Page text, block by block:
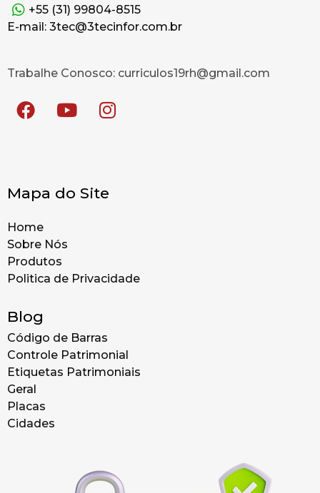
+55 (31) 99804-8515
E-mail: 3tec@3tecinfor.com.br
Trabalhe Conosco: curriculos19rh@gmail.com
Mapa do Site
Home
Sobre Nós
Produtos
Politica de Privacidade
Blog
Código de Barras
Controle Patrimonial
Etiquetas Patrimoniais
Geral
Placas
Cidades